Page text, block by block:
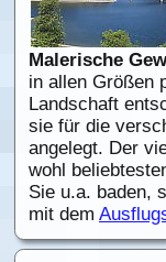
Malerische
in allen Größen
Landschaft
sie für die
angelegt. Der
wohl
Sie u.a. baden,
mit dem